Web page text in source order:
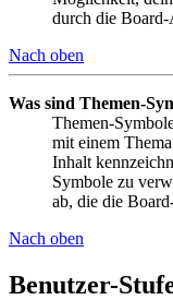
durch die
Nach oben
Was sind Themen-
Themen-
mit einem
Inhalt
Symbole zu
ab, die die
Nach oben
Benutzer-